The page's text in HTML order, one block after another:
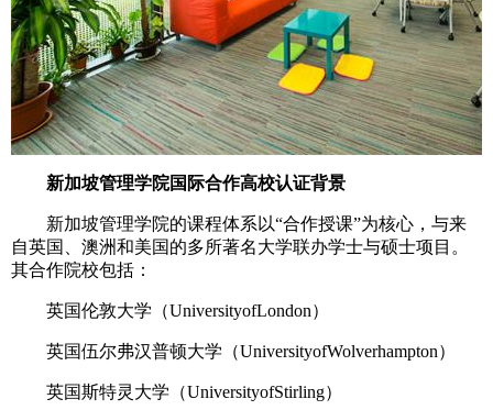
新加坡管理学院国际合作高校认证背景
新加坡管理学院的课程体系以“合作授课”为核心，与来
自英国、澳洲和美国的多所著名大学联办学士与硕士项目。
其合作院校包括：
英国伦敦大学（UniversityofLondon）
英国伍尔弗汉普顿大学（UniversityofWolverhampton）
英国斯特灵大学（UniversityofStirling）